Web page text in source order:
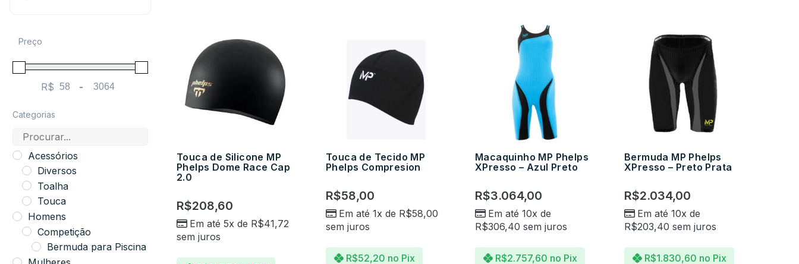
Preço
R$
Minimum Price
-
Maximum Price
Categorias
Acessórios
Diversos
Toalha
Touca
Homens
Competição
Bermuda para Piscina
Touca de Silicone MP
Phelps Dome Race Cap
2.0
R$208,60
Em até 5x de R$41,72
sem juros
Touca de Tecido MP
Phelps Compresion
R$58,00
Em até 1x de R$58,00
sem juros
R$52,20 no Pix
Macaquinho MP Phelps
XPresso – Azul Preto
R$3.064,00
Em até 10x de
R$306,40 sem juros
R$2.757,60 no Pix
Bermuda MP Phelps
XPresso – Preto Prata
R$2.034,00
Em até 10x de
R$203,40 sem juros
R$1.830,60 no Pix